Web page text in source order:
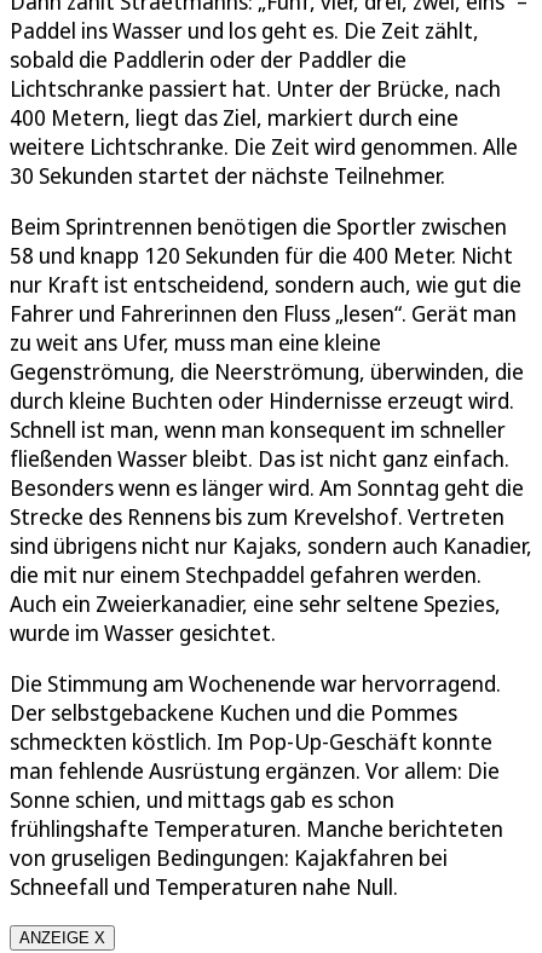
Paddel ins Wasser und los geht es. Die Zeit zählt,
sobald die Paddlerin oder der Paddler die
Lichtschranke passiert hat. Unter der Brücke, nach
400 Metern, liegt das Ziel, markiert durch eine
weitere Lichtschranke. Die Zeit wird genommen. Alle
30 Sekunden startet der nächste Teilnehmer.
Beim Sprintrennen benötigen die Sportler zwischen
58 und knapp 120 Sekunden für die 400 Meter. Nicht
nur Kraft ist entscheidend, sondern auch, wie gut die
Fahrer und Fahrerinnen den Fluss „lesen“. Gerät man
zu weit ans Ufer, muss man eine kleine
Gegenströmung, die Neerströmung, überwinden, die
durch kleine Buchten oder Hindernisse erzeugt wird.
Schnell ist man, wenn man konsequent im schneller
fließenden Wasser bleibt. Das ist nicht ganz einfach.
Besonders wenn es länger wird. Am Sonntag geht die
Strecke des Rennens bis zum Krevelshof. Vertreten
sind übrigens nicht nur Kajaks, sondern auch Kanadier,
die mit nur einem Stechpaddel gefahren werden.
Auch ein Zweierkanadier, eine sehr seltene Spezies,
wurde im Wasser gesichtet.
Die Stimmung am Wochenende war hervorragend.
Der selbstgebackene Kuchen und die Pommes
schmeckten köstlich. Im Pop-Up-Geschäft konnte
man fehlende Ausrüstung ergänzen. Vor allem: Die
Sonne schien, und mittags gab es schon
frühlingshafte Temperaturen. Manche berichteten
von gruseligen Bedingungen: Kajakfahren bei
Schneefall und Temperaturen nahe Null.
ANZEIGE X